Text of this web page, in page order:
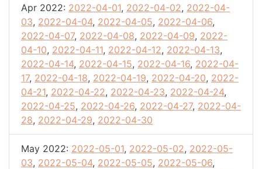
Apr 2022: 2022-04-01, 2022-04-02, 2022-04-
03, 2022-04-04, 2022-04-05, 2022-04-06,
2022-04-07, 2022-04-08, 2022-04-09, 2022-
04-10, 2022-04-11, 2022-04-12, 2022-04-13,
2022-04-14, 2022-04-15, 2022-04-16, 2022-04-
17, 2022-04-18, 2022-04-19, 2022-04-20, 2022-
04-21, 2022-04-22, 2022-04-23, 2022-04-24,
2022-04-25, 2022-04-26, 2022-04-27, 2022-04-
28, 2022-04-29, 2022-04-30
May 2022: 2022-05-01, 2022-05-02, 2022-05-
03, 2022-05-04, 2022-05-05, 2022-05-06,